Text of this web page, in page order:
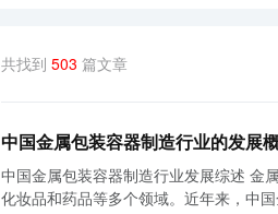
共找到 503 篇文章
中国金属包装容器制造行业的发展
中国金属包装容器制造行业发展综述 金属包装容器作为一种常见的包装材料，具有很高的强度和耐用性，广泛应用于食品、饮料、
化妆品和药品等多个领域。近年来，中